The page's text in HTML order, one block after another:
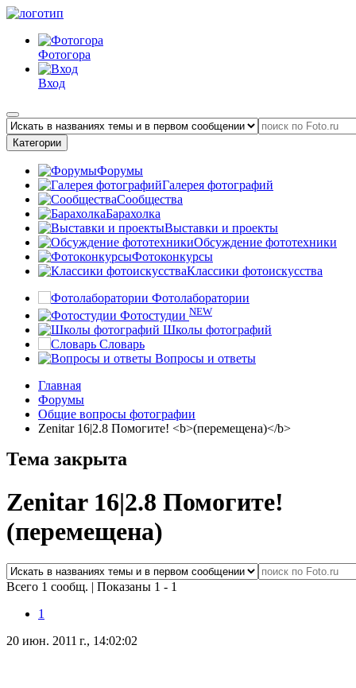
Фотогора
Вход
Категории
Форумы
Галерея фотографий
Сообщества
Барахолка
Выставки и проекты
Обсуждение фототехники
Фотоконкурсы
Классики фотоискусства
Фотолаборатории
Фотостудии NEW
Школы фотографий
Словарь
Вопросы и ответы
Главная
Форумы
Общие вопросы фотографии
Zenitar 16|2.8 Помогите! <b>(перемещена)</b>
Тема закрыта
Zenitar 16|2.8 Помогите!
(перемещена)
Всего 1 сообщ. | Показаны 1 - 1
1
20 июн. 2011 г., 14:02:02